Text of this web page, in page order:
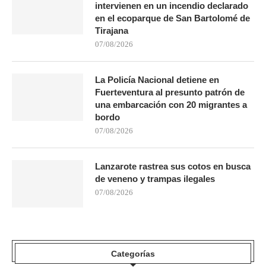
intervienen en un incendio declarado
en el ecoparque de San Bartolomé de
Tirajana
07/08/2026
La Policía Nacional detiene en
Fuerteventura al presunto patrón de
una embarcación con 20 migrantes a
bordo
07/08/2026
Lanzarote rastrea sus cotos en busca
de veneno y trampas ilegales
07/08/2026
Categorías